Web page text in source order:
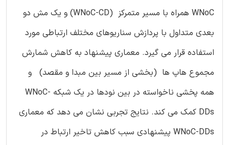
WNoC همراه با مسیر متمرکز (WNoC-CD) و یک مش دو
بعدی متداول با پردازش سناریوهای مختلف ارتباطی مورد
استفاده قرار می گیرد. معماری پیشنهاد به کاهش شمارش
مجموع هاپ ها (بخشی از مسیر بین مبدا و مقصد) و
همه پخشی ناخواسته در بین نودها در یک شبکه WNoC-
DDs کمک می کند. نتایج تجربی نشان می دهد که معماری
WNoC-DDs پیشنهادی سبب کاهش تاخیر ارتباط در